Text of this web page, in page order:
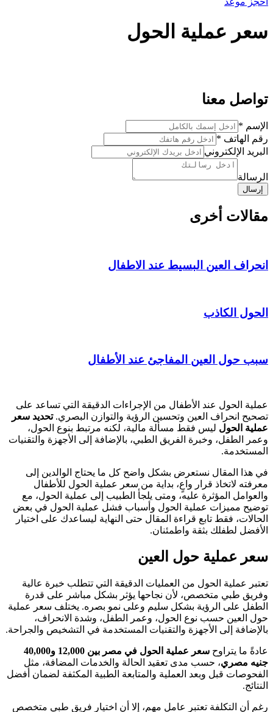
سعر عملية الحول
تواصل معنا
الإسم *
رقم
الإسم
رقم الهاتف *
البريد الإلكتروني
الرسالة
إرسال
مقالات أخرى
انحراف العين البسيط عند الاطفال
الحول الكاذب
سبب حول العين المفاجئ عند الأطفال
عملية الحول عند الأطفال من الإجراءات الدقيقة التي تساعد على
تصحيح انحراف العين وتحسين الرؤية والتوازن البصري.تحديد سعر
عملية الحول ليس فقط مسألة مالية، لكنه مرتبط بنوع الحول،
وعمر الطفل، وخبرة الفريق الطبي، بالإضافة إلى الأجهزة والتقنيات
المستخدمة.
في هذا المقال نستعرض بشكل واضح كل ما يحتاج الوالدين إلى
معرفته لاتخاذ قرار واعٍ، بداية من سعر عملية الحول للأطفال
والعوامل المؤثرة عليه، ومتى يلجأ الطبيب إلى عملية الحول، مع
توضيح مميزات عملية الحول وأسباب فشل عملية الحول في بعض
الحالات، فقط تابع قراءة المقال حتى النهاية ليساعدك على اختيار
الأفضل لطفلك بثقة واطمئنان.
سعر عملية حول العين
تعتبر عملية الحول من العمليات الدقيقة التي تتطلب خبرة عالية
وفريق طبي متخصص، لأن نجاحها يؤثر بشكل مباشر على قدرة
الطفل على الرؤية بشكل سليم وعلى نمو بصره. يختلف سعر عملية
حول العين حسب نوع الحول، وعمر الطفل، وشدة الانحراف،
بالإضافة إلى الأجهزة والتقنيات المستخدمة في التشخيص والجراحة.
عادةً ما يتراوح
سعر عملية الحول في مصر بين 12,000 و40,000
جنيه مصري، حسب مدى تعقيد الحالة والخدمات المضافة، مثل
الفحوصات قبل وبعد العملية والمتابعة الطبية المكثفة لضمان أفضل
النتائج.
رغم أن التكلفة تعتبر عامل مهم، إلا أن اختيار فريق طبي متخصص